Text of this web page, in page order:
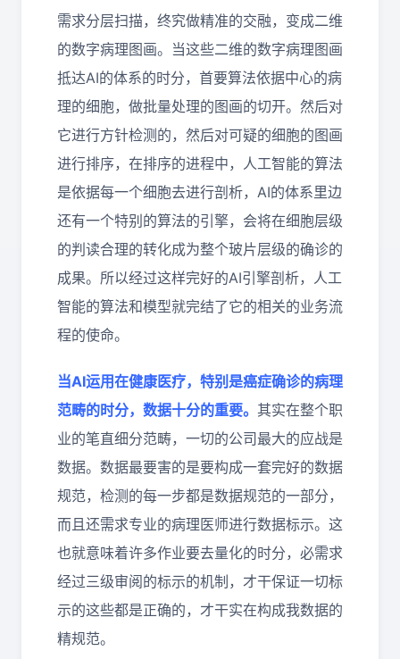
需求分层扫描，终究做精准的交融，变成二维
的数字病理图画。当这些二维的数字病理图画
抵达AI的体系的时分，首要算法依据中心的病
理的细胞，做批量处理的图画的切开。然后对
它进行方针检测的，然后对可疑的细胞的图画
进行排序，在排序的进程中，人工智能的算法
是依据每一个细胞去进行剖析，AI的体系里边
还有一个特别的算法的引擎，会将在细胞层级
的判读合理的转化成为整个玻片层级的确诊的
成果。所以经过这样完好的AI引擎剖析，人工
智能的算法和模型就完结了它的相关的业务流
程的使命。
当AI运用在健康医疗，特别是癌症确诊的病理
范畴的时分，数据十分的重要。 其实在整个职
业的笔直细分范畴，一切的公司最大的应战是
数据。数据最要害的是要构成一套完好的数据
规范，检测的每一步都是数据规范的一部分，
而且还需求专业的病理医师进行数据标示。这
也就意味着许多作业要去量化的时分，必需求
经过三级审阅的标示的机制，才干保证一切标
示的这些都是正确的，才干实在构成我数据的
精规范。